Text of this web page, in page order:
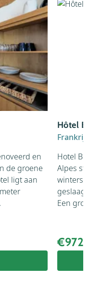
en
de groene
ligt aan
Hôtel
Frankrijk
Hotel
Alpes
Een